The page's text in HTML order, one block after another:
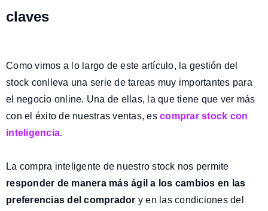
claves
Como vimos a lo largo de este artículo, la gestión del
stock conlleva una serie de tareas muy importantes para
el negocio online. Una de ellas, la que tiene que ver más
con el éxito de nuestras ventas, es comprar stock con
inteligencia.
La compra inteligente de nuestro stock nos permite
responder de manera más ágil a los cambios en las
preferencias del comprador y en las condiciones del